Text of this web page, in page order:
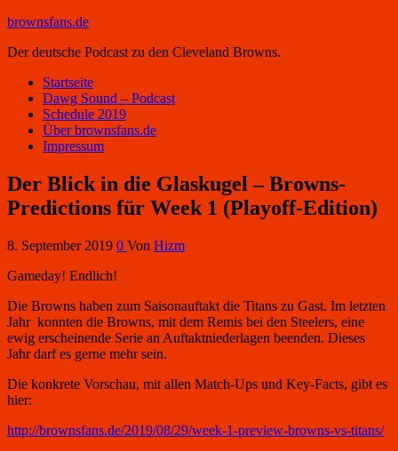
brownsfans.de
Der deutsche Podcast zu den Cleveland Browns.
Startseite
Dawg Sound – Podcast
Schedule 2019
Über brownsfans.de
Impressum
Der Blick in die Glaskugel – Browns-
Predictions für Week 1 (Playoff-Edition)
8. September 2019 0 Von Hizm
Gameday! Endlich!
Die Browns haben zum Saisonauftakt die Titans zu Gast. Im letzten
Jahr konnten die Browns, mit dem Remis bei den Steelers, eine
ewig erscheinende Serie an Auftaktniederlagen beenden. Dieses
Jahr darf es gerne mehr sein.
Die konkrete Vorschau, mit allen Match-Ups und Key-Facts, gibt es
hier:
http://brownsfans.de/2019/08/29/week-1-preview-browns-vs-titans/